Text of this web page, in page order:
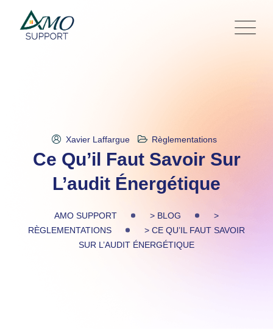
content
Xavier Laffargue Règlementations
Ce Qu’il Faut Savoir Sur
L’audit Énergétique
AMO SUPPORT > BLOG
>
RÈGLEMENTATIONS
> CE QU’IL FAUT SAVOIR
SUR L’AUDIT ÉNERGÉTIQUE